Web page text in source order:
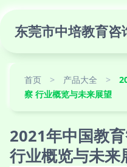
东莞市中培教育咨
首页 > 产品大全 >
察 行业概览与未来展望
2021年中国教
行业概览与未来